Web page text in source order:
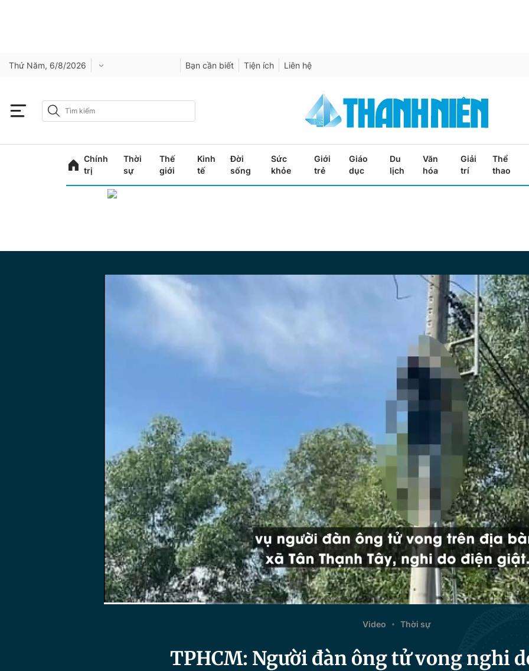
Thứ Năm, 6/8/2026 Bạn cần biết Tiện ích Liên hệ
Chính
trị
Thời
sự
Thế
giới
Kinh
tế
Đời
sống
Sức
khỏe
Giới
trẻ
Giáo
dục
Du
lịch
Văn
hóa
Giải
trí
Thể
thao
Video Thời sự
TPHCM: Người đàn ông tử vong nghi